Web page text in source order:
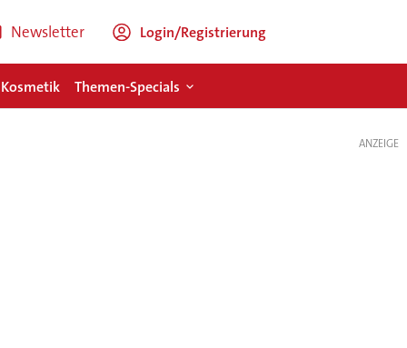
Newsletter Login/Registrierung
Themen-Specials
ANZEIGE